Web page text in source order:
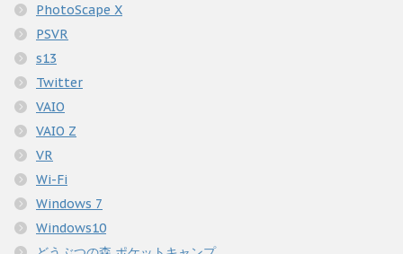
PhotoScape X
PSVR
s13
Twitter
VAIO
VAIO Z
VR
Wi-Fi
Windows 7
Windows10